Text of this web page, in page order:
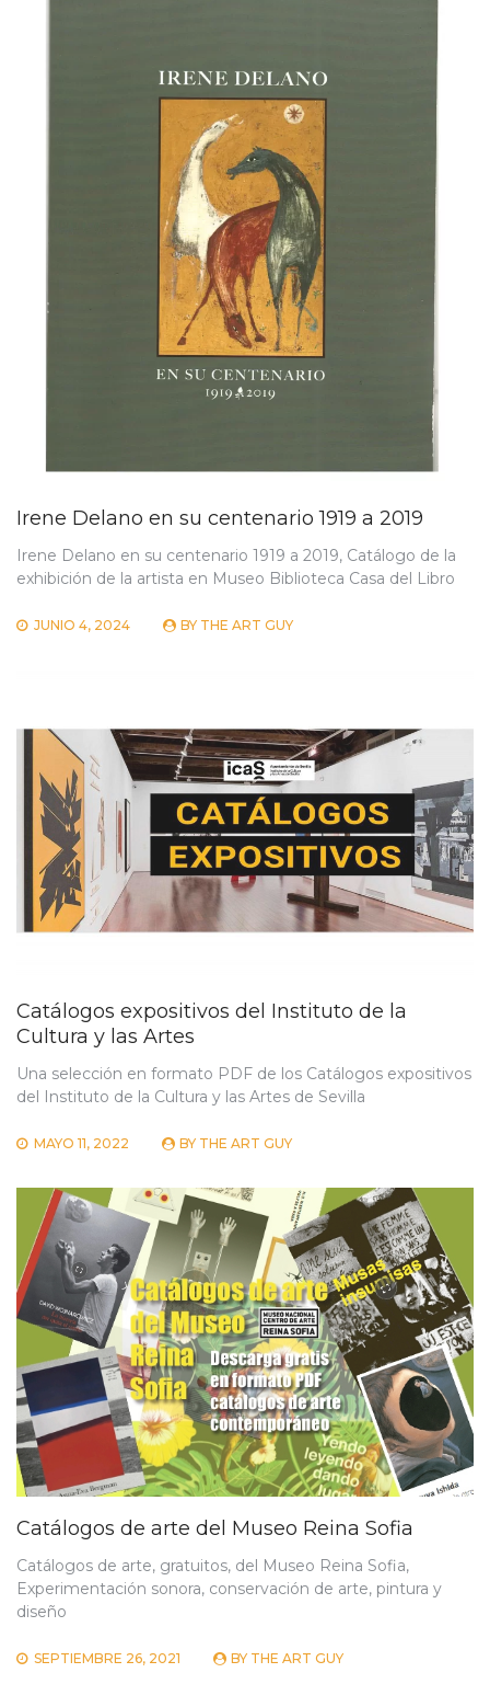
Irene Delano en su centenario 1919 a 2019
Irene Delano en su centenario 1919 a 2019, Catálogo de la
exhibición de la artista en Museo Biblioteca Casa del Libro
JUNIO 4, 2024 BY THE ART GUY
Catálogos expositivos del Instituto de la
Cultura y las Artes
Una selección en formato PDF de los Catálogos expositivos
del Instituto de la Cultura y las Artes de Sevilla
MAYO 11, 2022 BY THE ART GUY
Catálogos de arte del Museo Reina Sofia
Catálogos de arte, gratuitos, del Museo Reina Sofia,
Experimentación sonora, conservación de arte, pintura y
diseño
SEPTIEMBRE 26, 2021 BY THE ART GUY